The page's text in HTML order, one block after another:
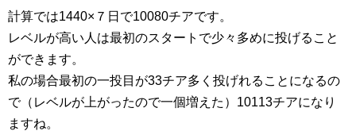
計算では1440×７日で10080チアです。
レベルが高い人は最初のスタートで少々多めに投げること
ができます。
私の場合最初の一投目が33チア多く投げれることになるの
で（レベルが上がったので一個増えた）10113チアになり
ますね。